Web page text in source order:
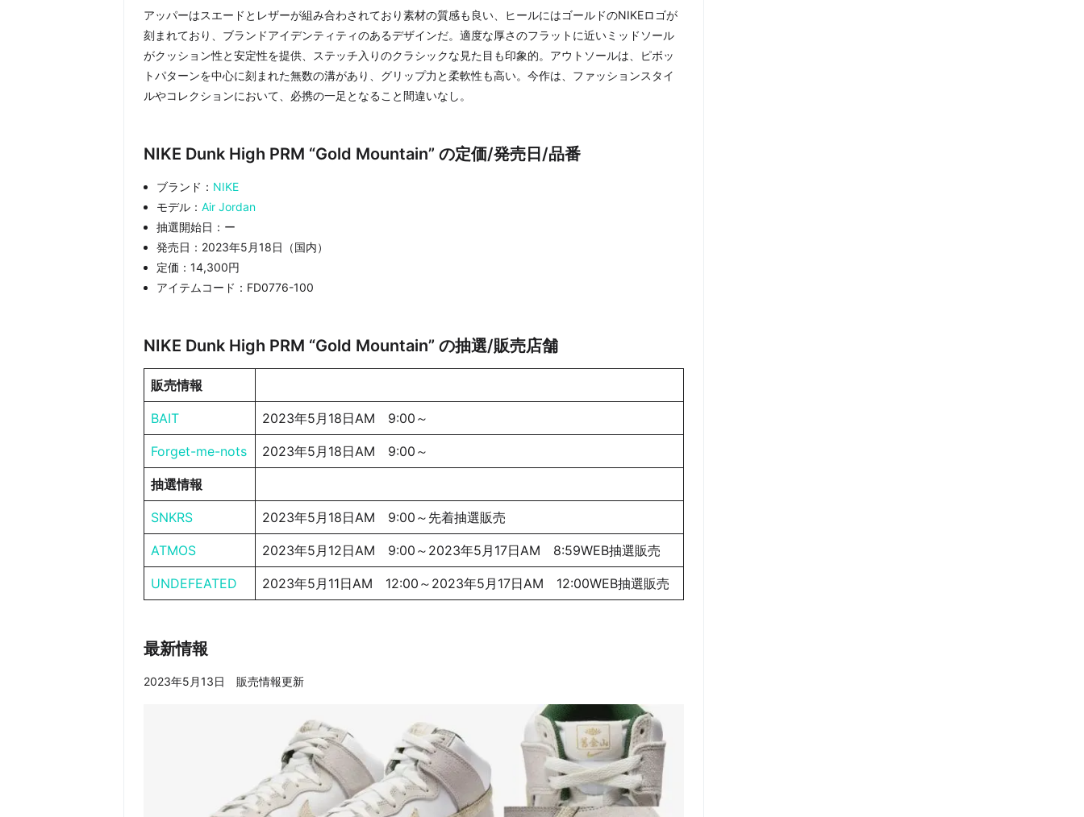
アッパーはスエードとレザーが組み合わされており素材の質感も良い、ヒールにはゴールドのNIKEロゴが
刻まれており、ブランドアイデンティティのあるデザインだ。適度な厚さのフラットに近いミッドソール
がクッション性と安定性を提供、ステッチ入りのクラシックな見た目も印象的。アウトソールは、ピボッ
トパターンを中心に刻まれた無数の溝があり、グリップ力と柔軟性も高い。今作は、ファッションスタイ
ルやコレクションにおいて、必携の一足となること間違いなし。
NIKE Dunk High PRM “Gold Mountain” の定価/発売日/品番
ブランド： NIKE
モデル： Air Jordan
抽選開始日：ー
発売日：2023年5月18日（国内）
定価：14,300円
アイテムコード：FD0776-100
NIKE Dunk High PRM “Gold Mountain” の抽選/販売店舗
販売情報
BAIT 2023年5月18日AM 9:00～
Forget-me-nots 2023年5月18日AM 9:00～
抽選情報
SNKRS 2023年5月18日AM 9:00～先着抽選販売
ATMOS 2023年5月12日AM 9:00～2023年5月17日AM 8:59WEB抽選販売
UNDEFEATED 2023年5月11日AM 12:00～2023年5月17日AM 12:00WEB抽選販売
最新情報
2023年5月13日 販売情報更新